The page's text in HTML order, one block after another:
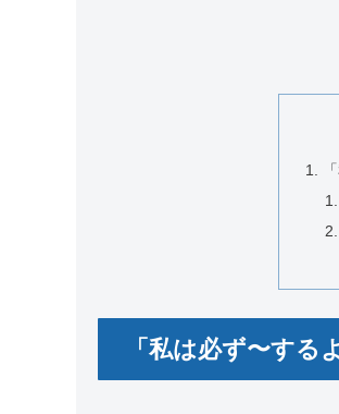
「私は必ず〜する